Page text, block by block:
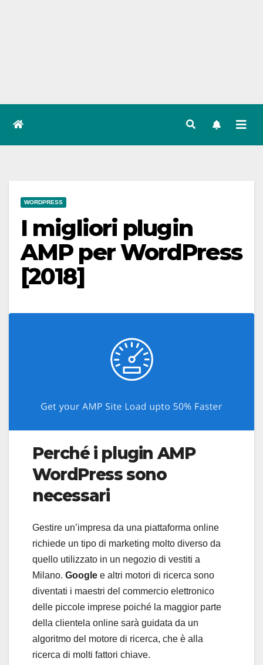
WORDPRESS
I migliori plugin
AMP per WordPress
[2018]
Perché i plugin AMP
WordPress sono
necessari
Gestire un’impresa da una piattaforma online
richiede un tipo di marketing molto diverso da
quello utilizzato in un negozio di vestiti a
Milano. Google e altri motori di ricerca sono
diventati i maestri del commercio elettronico
delle piccole imprese poiché la maggior parte
della clientela online sarà guidata da un
algoritmo del motore di ricerca, che è alla
ricerca di molti fattori chiave.